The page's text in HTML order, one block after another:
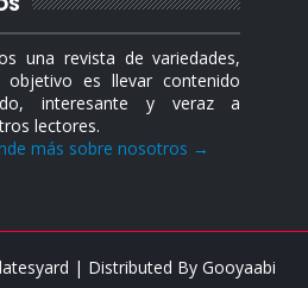
una revista de variedades,
objetivo es llevar contenido
interesante y veraz a
lectores.
más sobre nosotros →
| Distributed ByGooyaabi